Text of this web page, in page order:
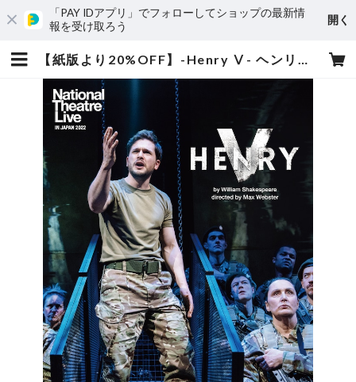
「PAY IDアプリ」でフォローしてショップの最新情
報を受け取ろう
開く
【紙版より20%OFF】-Henry Ⅴ- ヘンリー5世 National Theatre Live IN JAPAN 2022 | movie | program